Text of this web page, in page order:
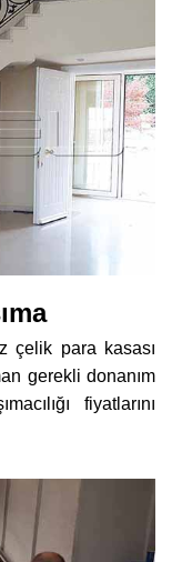
çelik para kasası
gerekli donanım
fiyatlarını